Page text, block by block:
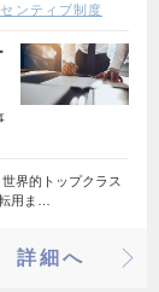
ンティブ制度
界的トップクラス
用ま…
詳細へ